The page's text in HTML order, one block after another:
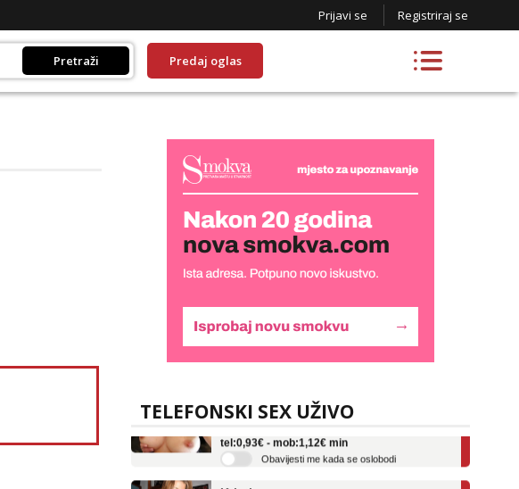
Prijavi se Registriraj se
Pretraži Predaj oglas
TELEFONSKI SEX UŽIVO
Tel:064/677-677- Kod: #69
Obavijesti me kada se oslobodi